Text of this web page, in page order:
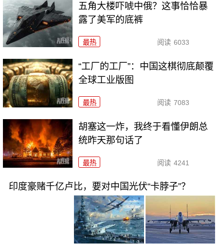
五角大楼吓唬中俄？这事恰恰暴
露了美军的底裤
最热 阅读 6033
“工厂的工厂”：中国这棋彻底颠覆
全球工业版图
最热 阅读 7083
胡塞这一炸，我终于看懂伊朗总
统昨天那句话了
最热 阅读 4241
印度豪赌千亿卢比，要对中国光伏“卡脖子”？